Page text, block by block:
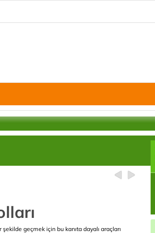
geçmek için bu kanıta dayalı araçları